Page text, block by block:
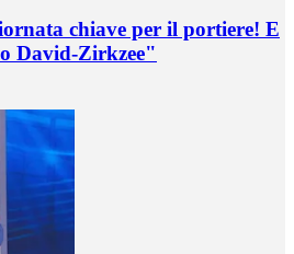
chiave per il portiere! E
David-Zirkzee"